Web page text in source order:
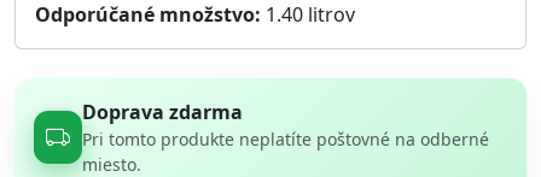
Odporúčané množstvo: 1.40 litrov
Doprava zdarma
Pri tomto produkte neplatíte poštovné na odberné
miesto.